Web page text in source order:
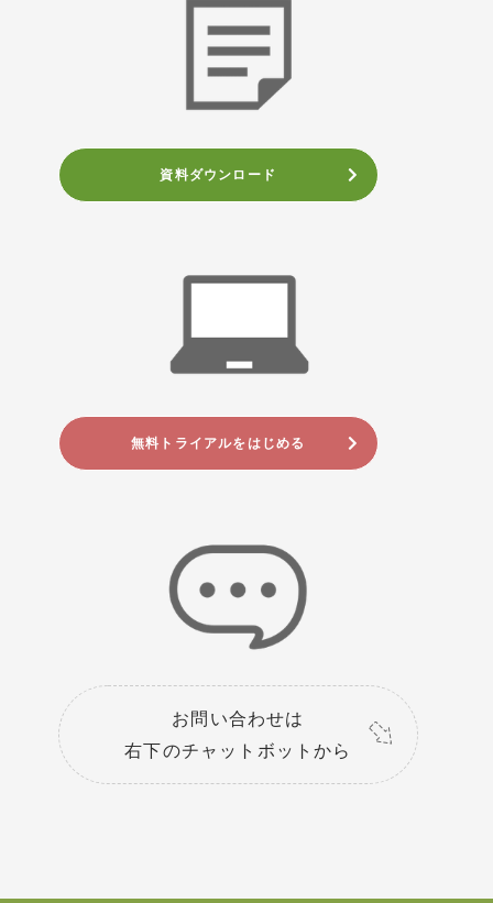
資料ダウンロード
無料トライアルをはじめる
お問い合わせは
右下のチャットボットから